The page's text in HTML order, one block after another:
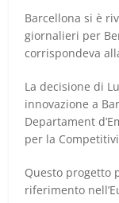
Barcellona si è
giornalieri per
corrispondeva
La decisione di
innovazione a
Departament
per la
Questo progetto
riferimento